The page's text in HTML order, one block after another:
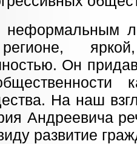
яркой,
Он
На наш
Андреевича
развитие